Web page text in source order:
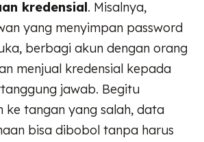
kredensial. Misalnya,
yang menyimpan password
berbagi akun dengan orang
menjual kredensial kepada
jawab. Begitu
ke tangan yang salah, data
bisa dibobol tanpa harus